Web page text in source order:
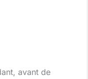
avant de